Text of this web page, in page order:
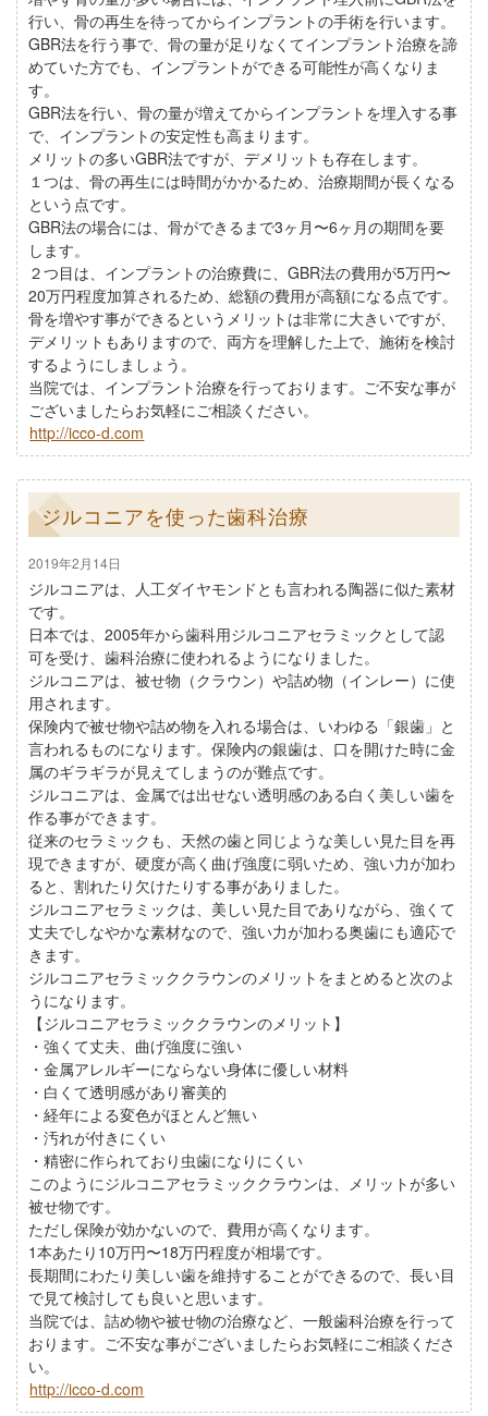
行い、骨の再生を待ってからインプラントの手術を行います。
GBR法を行う事で、骨の量が足りなくてインプラント治療を諦
めていた方でも、インプラントができる可能性が高くなりま
す。
GBR法を行い、骨の量が増えてからインプラントを埋入する事
で、インプラントの安定性も高まります。
メリットの多いGBR法ですが、デメリットも存在します。
１つは、骨の再生には時間がかかるため、治療期間が長くなる
という点です。
GBR法の場合には、骨ができるまで3ヶ月〜6ヶ月の期間を要
します。
２つ目は、インプラントの治療費に、GBR法の費用が5万円〜
20万円程度加算されるため、総額の費用が高額になる点です。
骨を増やす事ができるというメリットは非常に大きいですが、
デメリットもありますので、両方を理解した上で、施術を検討
するようにしましょう。
当院では、インプラント治療を行っております。ご不安な事が
ございましたらお気軽にご相談ください。
http://icco-d.com
ジルコニアを使った歯科治療
2019年2月14日
ジルコニアは、人工ダイヤモンドとも言われる陶器に似た素材
です。
日本では、2005年から歯科用ジルコニアセラミックとして認
可を受け、歯科治療に使われるようになりました。
ジルコニアは、被せ物（クラウン）や詰め物（インレー）に使
用されます。
保険内で被せ物や詰め物を入れる場合は、いわゆる「銀歯」と
言われるものになります。保険内の銀歯は、口を開けた時に金
属のギラギラが見えてしまうのが難点です。
ジルコニアは、金属では出せない透明感のある白く美しい歯を
作る事ができます。
従来のセラミックも、天然の歯と同じような美しい見た目を再
現できますが、硬度が高く曲げ強度に弱いため、強い力が加わ
ると、割れたり欠けたりする事がありました。
ジルコニアセラミックは、美しい見た目でありながら、強くて
丈夫でしなやかな素材なので、強い力が加わる奥歯にも適応で
きます。
ジルコニアセラミッククラウンのメリットをまとめると次のよ
うになります。
【ジルコニアセラミッククラウンのメリット】
・強くて丈夫、曲げ強度に強い
・金属アレルギーにならない身体に優しい材料
・白くて透明感があり審美的
・経年による変色がほとんど無い
・汚れが付きにくい
・精密に作られており虫歯になりにくい
このようにジルコニアセラミッククラウンは、メリットが多い
被せ物です。
ただし保険が効かないので、費用が高くなります。
1本あたり10万円〜18万円程度が相場です。
長期間にわたり美しい歯を維持することができるので、長い目
で見て検討しても良いと思います。
当院では、詰め物や被せ物の治療など、一般歯科治療を行って
おります。ご不安な事がございましたらお気軽にご相談くださ
い。
http://icco-d.com